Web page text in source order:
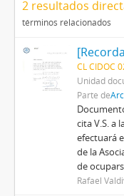
2 resultados
términos relacionados
CL CIDOC
Unidad
Parte de
cita V.S. a
efectuará
de la
de
Rafael